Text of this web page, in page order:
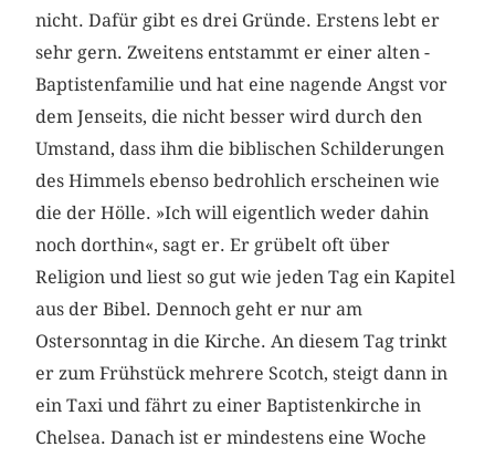
nicht. Dafür gibt es drei Gründe. Erstens lebt er
sehr gern. Zweitens entstammt er einer alten ­
Baptistenfamilie und hat eine nagende Angst vor
dem Jenseits, die nicht besser wird durch den
Umstand, dass ihm die biblischen Schilderungen
des Himmels ebenso bedrohlich erscheinen wie
die der Hölle. »Ich will eigentlich weder dahin
noch dorthin«, sagt er. Er grübelt oft über
Religion und liest so gut wie jeden Tag ein Kapitel
aus der Bibel. Dennoch geht er nur am
Ostersonntag in die Kirche. An diesem Tag trinkt
er zum Frühstück mehrere Scotch, steigt dann in
ein Taxi und fährt zu einer Baptistenkirche in
Chelsea. Danach ist er mindestens eine Woche